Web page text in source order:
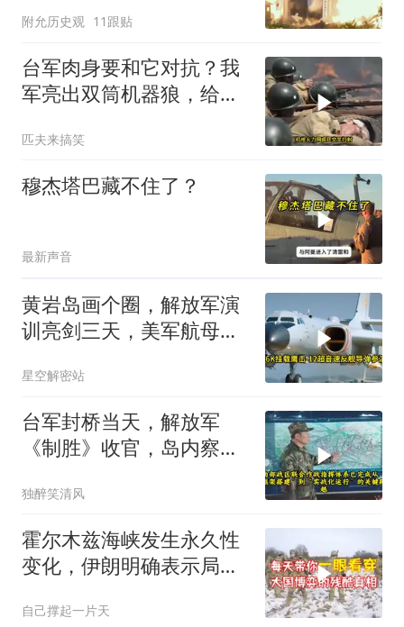
附允历史观 11跟贴
台军肉身要和它对抗？我
军亮出双筒机器狼，给登
匹夫来搞笑
穆杰塔巴藏不住了？
最新声音
黄岩岛画个圈，解放军演
训亮剑三天，美军航母从
星空解密站
台军封桥当天，解放军
《制胜》收官，岛内察觉
独醉笑清风
霍尔木兹海峡发生永久性
变化，伊朗明确表示局势
自己撑起一片天